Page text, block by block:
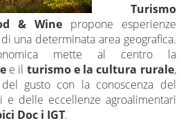
Turismo
& Winepropone esperienze
una determinata area geografica.
mette al centro la
e il turismo e la cultura rurale,
gusto con la conoscenza del
delle eccellenze agroalimentari
Doc i IGT.